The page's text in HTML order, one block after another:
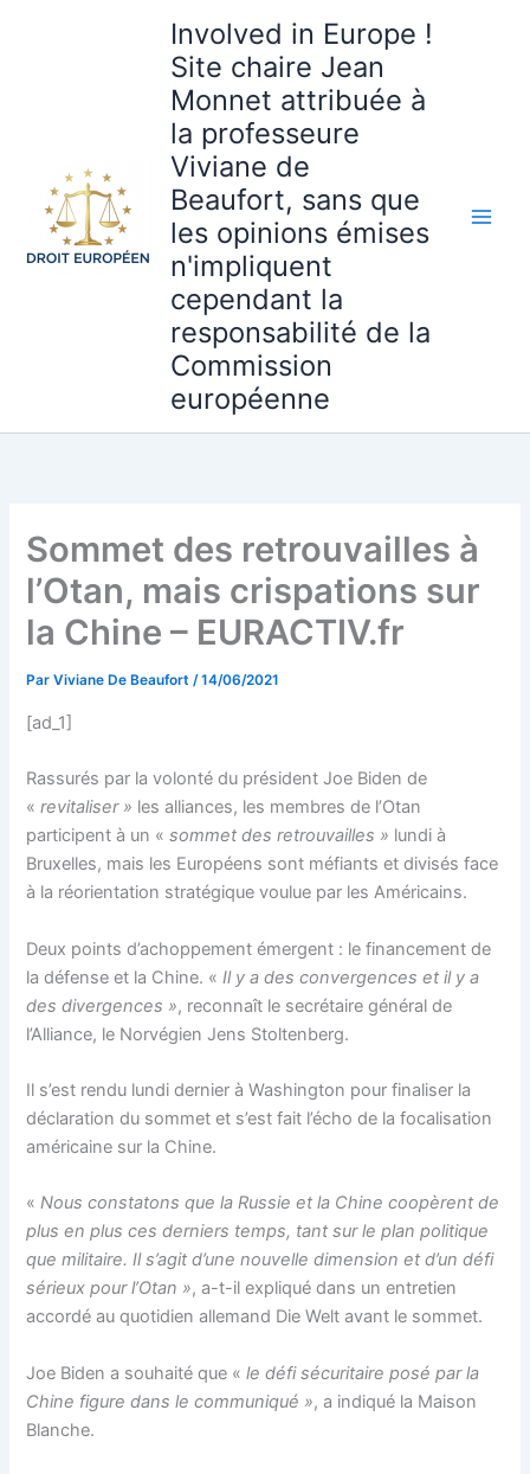
Involved in Europe !
Site chaire Jean
Monnet attribuée à
la professeure
Viviane de
Beaufort, sans que
les opinions émises
n'impliquent
cependant la
responsabilité de la
Commission
européenne
Sommet des retrouvailles à
l’Otan, mais crispations sur
la Chine – EURACTIV.fr
ParViviane De Beaufort/14/06/2021
[ad_1]
Rassurés par la volonté du président Joe Biden de
«revitaliser » les alliances, les membres de l’Otan
participent à un «sommet des retrouvailles » lundi à
Bruxelles, mais les Européens sont méfiants et divisés face
à la réorientation stratégique voulue par les Américains.
Deux points d’achoppement émergent : le financement de
la défense et la Chine. «Il y a des convergences et il y a
des divergences », reconnaît le secrétaire général de
l’Alliance, le Norvégien Jens Stoltenberg.
Il s’est rendu lundi dernier à Washington pour finaliser la
déclaration du sommet et s’est fait l’écho de la focalisation
américaine sur la Chine.
«Nous constatons que la Russie et la Chine coopèrent de
plus en plus ces derniers temps, tant sur le plan politique
que militaire. Il s’agit d’une nouvelle dimension et d’un défi
sérieux pour l’Otan », a-t-il expliqué dans un entretien
accordé au quotidien allemand Die Welt avant le sommet.
Joe Biden a souhaité que «le défi sécuritaire posé par la
Chine figure dans le communiqué », a indiqué la Maison
Blanche.